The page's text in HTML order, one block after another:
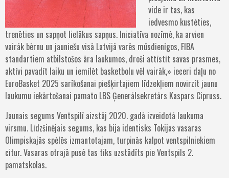
vide ir tas, kas
iedvesmo kustēties,
trenēties un sapņot lielākus sapņus. Iniciatīva nozīmē, ka arvien
vairāk bērnu un jauniešu visā Latvijā varēs mūsdienīgos, FIBA
standartiem atbilstošos āra laukumos, droši attīstīt savas prasmes,
aktīvi pavadīt laiku un iemīlēt basketbolu vēl vairāk,» ieceri daļu no
EuroBasket 2025 sarīkošanai piešķirtajiem līdzekļiem novirzīt jaunu
laukumu iekārtošanai pamato LBS Ģenerālsekretārs Kaspars Cipruss.
Jaunais segums Ventspilī aizstāj 2020. gadā izveidotā laukuma
virsmu. Līdzšinējais segums, kas bija identisks Tokijas vasaras
Olimpiskajās spēlēs izmantotajam, turpinās kalpot ventspilniekiem
citur. Vasaras otrajā pusē tas tiks uzstādīts pie Ventspils 2.
pamatskolas.